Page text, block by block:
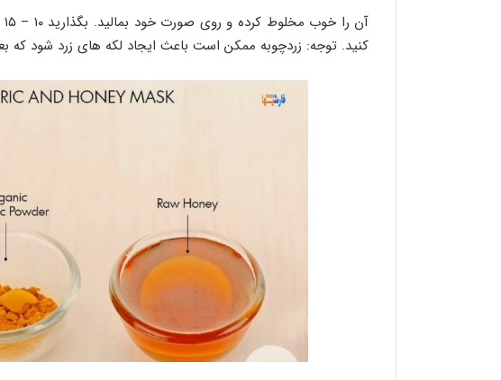
کنید. توجه: زردچوبه ممکن است باعث ایجاد لکه های زرد شود که